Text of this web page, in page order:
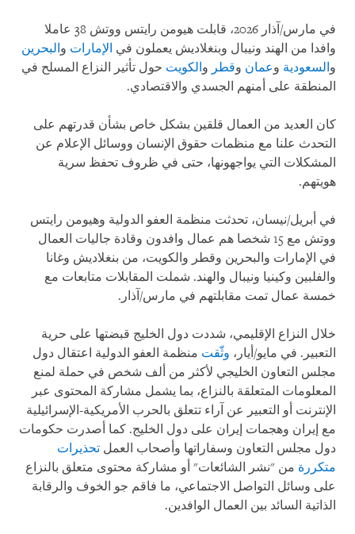
في مارس/آذار 2026، قابلت هيومن رايتس ووتش 38 عاملا
وافدا من الهند ونيبال وبنغلاديش يعملون في الإمارات و البحرين
و السعودية وعمان وقطر و الكويت حول تأثير النزاع المسلح في
المنطقة على أمنهم الجسدي والاقتصادي.
كان العديد من العمال قلقين بشكل خاص بشأن قدرتهم على
التحدث علنا مع منظمات حقوق الإنسان ووسائل الإعلام عن
المشكلات التي يواجهونها، حتى في ظروف تحفظ سرية
هويتهم.
في أبريل/نيسان، تحدثت منظمة العفو الدولية وهيومن رايتس
ووتش مع 15 شخصا هم عمال وافدون وقادة جاليات العمال
في الإمارات والبحرين وقطر والكويت، من بنغلاديش وغانا
والفلبين وكينيا ونيبال والهند. شملت المقابلات متابعات مع
خمسة عمال تمت مقابلتهم في مارس/آذار.
خلال النزاع الإقليمي، شددت دول الخليج قبضتها على حرية
التعبير. في مايو/أيار، وثّقت منظمة العفو الدولية اعتقال دول
مجلس التعاون الخليجي لأكثر من ألف شخص في حملة لمنع
المعلومات المتعلقة بالنزاع، بما يشمل مشاركة المحتوى عبر
الإنترنت أو التعبير عن آراء تتعلق بالحرب الأمريكية-الإسرائيلية
مع إيران وهجمات إيران على دول الخليج. كما أصدرت حكومات
دول مجلس التعاون وسفاراتها وأصحاب العمل تحذيرات
متكررة من "نشر الشائعات" أو مشاركة محتوى متعلق بالنزاع
على وسائل التواصل الاجتماعي، ما فاقم جو الخوف والرقابة
الذاتية السائد بين العمال الوافدين.